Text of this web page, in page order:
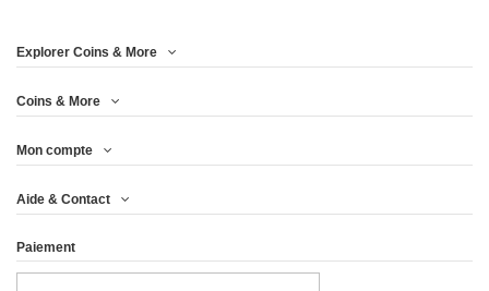
Explorer Coins & More
Coins & More
Mon compte
Aide & Contact
Paiement